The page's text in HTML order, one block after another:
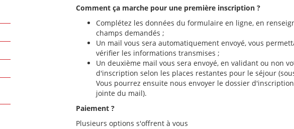
Comment ça marche pour une première inscription ?
Complétez les données du formulaire en ligne, en
champs demandés ;
Un mail vous sera automatiquement envoyé, vous
vérifier les informations transmises ;
Un deuxième mail vous sera envoyé, en validant ou non
d'inscription selon les places restantes pour le séjour
Vous pourrez ensuite nous envoyer le dossier
jointe du mail).
Paiement ?
Plusieurs options s'offrent à vous